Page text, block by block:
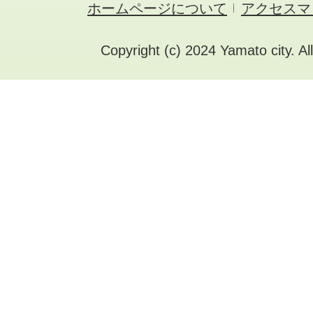
ホームページについて アクセス
Copyright (c) 2024 Yamato city.